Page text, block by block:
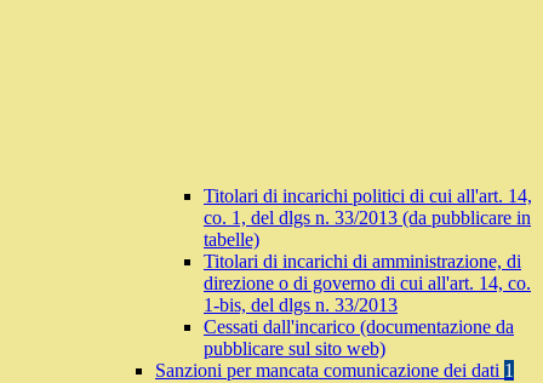
Titolari di incarichi politici di cui all'art. 14,
co. 1, del dlgs n. 33/2013 (da pubblicare in
tabelle)
Titolari di incarichi di amministrazione, di
direzione o di governo di cui all'art. 14, co.
1-bis, del dlgs n. 33/2013
Cessati dall'incarico (documentazione da
pubblicare sul sito web)
Sanzioni per mancata comunicazione dei dati 1